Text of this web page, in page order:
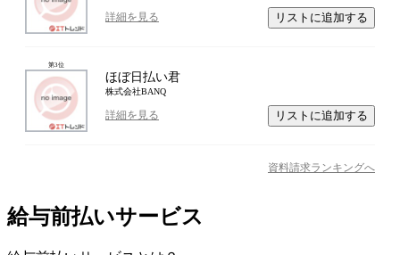
詳細を見る リストに追加する
第3位
ほぼ日払い君
株式会社BANQ
詳細を見る リストに追加する
資料請求ランキングへ
給与前払いサービス